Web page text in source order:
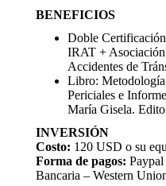
BENEFICIOS
Doble
IRAT + Asociación
Accidentes de
Libro: Metodología
Periciales e
María Gisela.
INVERSIÓN
Costo: 120 USD o su
Forma de pagos:
Bancaria – Western